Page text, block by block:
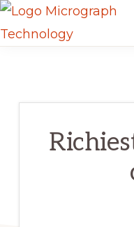
Passa
al
Formazione